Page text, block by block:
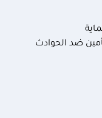
ضد الحوادث